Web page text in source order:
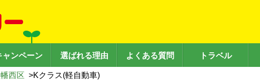
ャンペーン 選ばれる理由 よくある質問 トラベル
西区 >Kクラス(軽自動車)